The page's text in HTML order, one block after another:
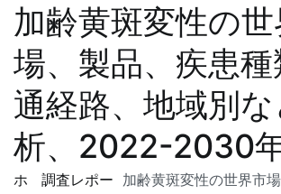
加齢黄斑変性の
場、製品、疾患
通経路、地域別
析、2022-2030
ホ
調査レポー 加齢黄斑変性の世界市